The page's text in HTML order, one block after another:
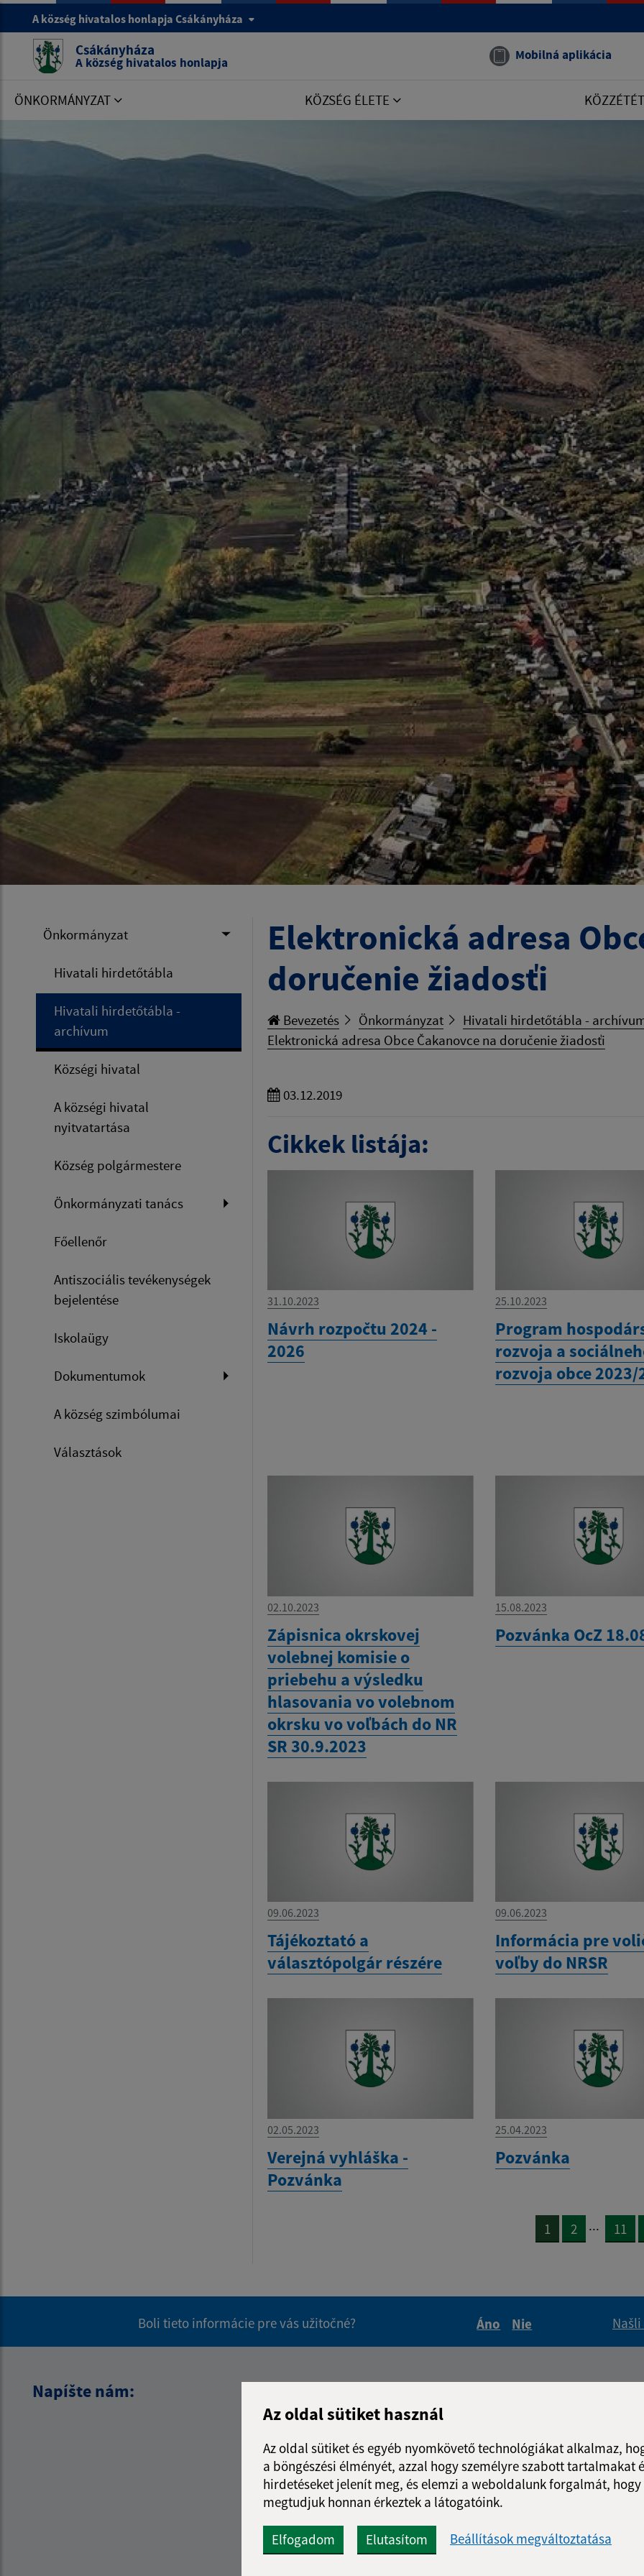
Az oldal sütiket használ
Az oldal sütiket és egyéb nyomkövető technológiákat alkalmaz,
a böngészési élményét, azzal hogy személyre szabott tartalmakat
hirdetéseket jelenít meg, és elemzi a weboldalunk forgalmát, hogy
megtudjuk honnan érkeztek a látogatóink.
Elfogadom Elutasítom Beállítások megváltoztatása
A község hivatalos honlapja Csákányháza
Csákányháza
A község hivatalos honlapja Mobilná aplikácia
ÖNKORMÁNYZAT KÖZSÉG ÉLETE
Önkormányzat
Hivatali hirdetőtábla
Hivatali hirdetőtábla -
archívum
Községi hivatal
A községi hivatal
nyitvatartása
Község polgármestere
Önkormányzati tanács
Főellenőr
Antiszociális tevékenységek
bejelentése
Iskolaügy
Dokumentumok
A község szimbólumai
Választások
Elektronická adresa
doručenie žiadosťi
Bevezetés Önkormányzat
Hivatali hirdetőtábla -
Elektronická adresa Obce Čakanovce na doručenie žiadosťi
03.12.2019
Cikkek listája:
31.10.2023
Návrh rozpočtu 2024 -
2026
25.10.2023
Program
rozvoja a
rozvoja obce 2023/
02.10.2023
Zápisnica okrskovej
volebnej komisie o
priebehu a výsledku
hlasovania vo volebnom
okrsku vo voľbách do NR
SR 30.9.2023
15.08.2023
Pozvánka OcZ
09.06.2023
Tájékoztató a
választópolgár részére
09.06.2023
Informácia pre
voľby do NRSR
02.05.2023
Verejná vyhláška -
Pozvánka
25.04.2023
Pozvánka
1 2 ... 11
Boli tieto informácie pre vás užitočné?
Áno
Nie
Napíšte nám:
Hétfő:
7:30 -
Kedd:
-
Szerda:
7:30 -
Ebédszünet:12:00 -